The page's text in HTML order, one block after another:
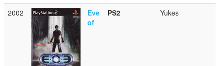
2002
Eve
of
PS2 Yukes